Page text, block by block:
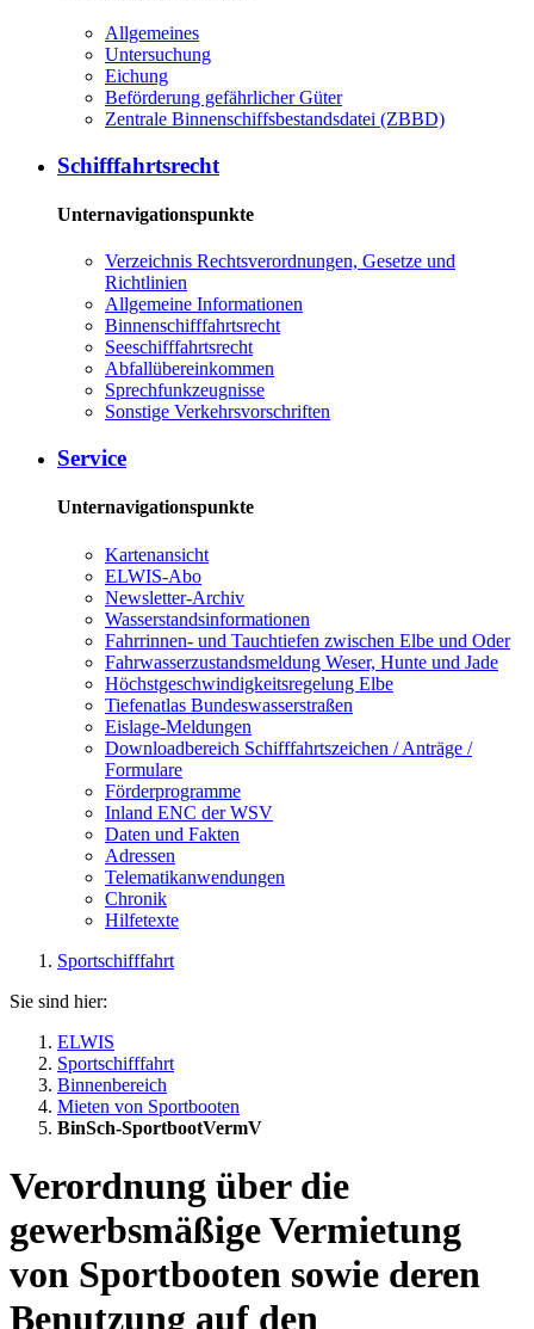
Allgemeines
Untersuchung
Eichung
Beförderung gefährlicher Güter
Zentrale Binnenschiffsbestandsdatei (ZBBD)
Schifffahrtsrecht
Unternavigationspunkte
Verzeichnis Rechtsverordnungen, Gesetze und
Richtlinien
Allgemeine Informationen
Binnenschifffahrtsrecht
Seeschifffahrtsrecht
Abfallübereinkommen
Sprechfunkzeugnisse
Sonstige Verkehrsvorschriften
Service
Unternavigationspunkte
Kartenansicht
ELWIS-Abo
Newsletter-Archiv
Wasserstandsinformationen
Fahrrinnen- und Tauchtiefen zwischen Elbe und Oder
Fahrwasserzustandsmeldung Weser, Hunte und Jade
Höchstgeschwindigkeitsregelung Elbe
Tiefenatlas Bundeswasserstraßen
Eislage-Meldungen
Downloadbereich Schifffahrtszeichen / Anträge /
Formulare
Förderprogramme
Inland ENC der WSV
Daten und Fakten
Adressen
Telematikanwendungen
Chronik
Hilfetexte
Sportschifffahrt
Sie sind hier:
ELWIS
Sportschifffahrt
Binnenbereich
Mieten von Sportbooten
BinSch-SportbootVermV
Verordnung über die
gewerbsmäßige Vermietung
von Sportbooten sowie deren
Benutzung auf den